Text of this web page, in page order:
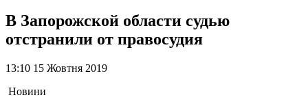
В Запорожской области судью
отстранили от правосудия
13:10 15 Жовтня 2019
Новини